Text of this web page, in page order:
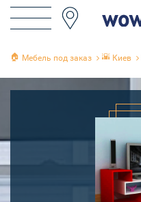
🏠 Мебель под заказ 🌇 Киев